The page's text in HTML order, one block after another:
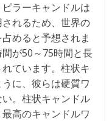
ラーキャンドルは
れるため、世界の
めると予想されま
が50～75時間と長
ています。柱状キ
に、彼らは硬質ワ
。柱状キャンドル
高のキャンドルワ